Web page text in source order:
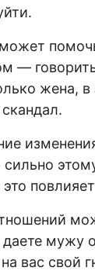
—
жена,
сильно
это
мужу
вас свой